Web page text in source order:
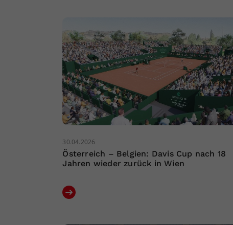
30.04.2026
Österreich – Belgien: Davis Cup nach 18
Jahren wieder zurück in Wien